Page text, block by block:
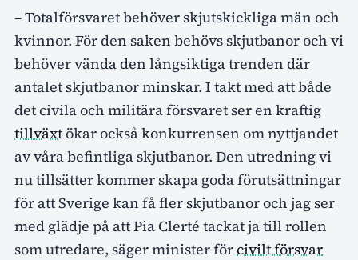
– Totalförsvaret behöver skjutskickliga män och
kvinnor. För den saken behövs skjutbanor och vi
behöver vända den långsiktiga trenden där
antalet skjutbanor minskar. I takt med att både
det civila och militära försvaret ser en kraftig
tillväxtökar också konkurrensen om nyttjandet
av våra befintliga skjutbanor. Den utredning vi
nu tillsätter kommer skapa goda förutsättningar
för att Sverige kan få fler skjutbanor och jag ser
med glädje på att Pia Clerté tackat ja till rollen
som utredare, säger minister förcivilt försvar